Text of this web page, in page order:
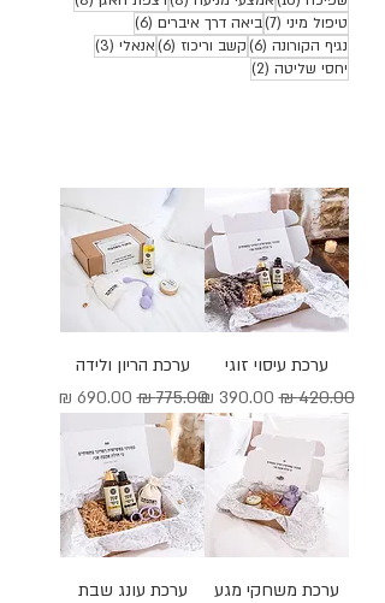
טיפול מיני (7) 7 פוסטיםביאה דרך איברים (6)
6 פוסטים
נגיף הקורונה (6) 6 פוסטיםקשב וריכוז (6) 6 פוסטיםאנאלי (3)
3 פוסטים
יחסי שליטה (2) 2 פוסטים
ערכת עיסוי זוגי
מחיר רגיל‏420.00 ‏₪ מחיר מבצע
ערכת הריון ולידה
מחיר רגיל‏775.00 ‏₪ מחיר מבצע
ערכת משחקי מגע
ערכת עונג שבת